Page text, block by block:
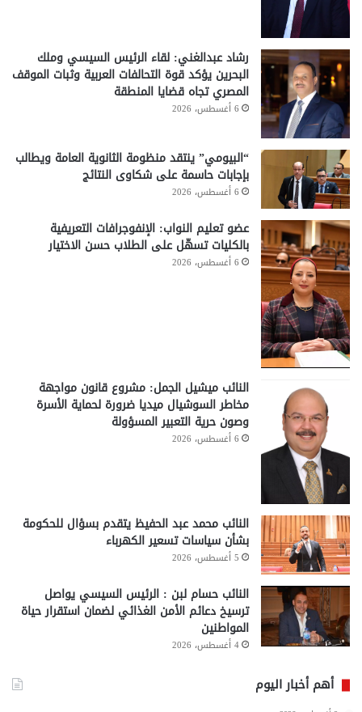
رشاد عبدالغني: لقاء الرئيس السيسي وملك
البحرين يؤكد قوة التحالفات العربية وثبات الموقف
المصري تجاه قضايا المنطقة
6 أغسطس، 2026
“البيومي” ينتقد منظومة الثانوية العامة ويطالب
بإجابات حاسمة على شكاوى النتائج
6 أغسطس، 2026
عضو تعليم النواب: الإنفوجرافات التعريفية
بالكليات تسهّل على الطلاب حسن الاختيار
6 أغسطس، 2026
النائب ميشيل الجمل: مشروع قانون مواجهة
مخاطر السوشيال ميديا ضرورة لحماية الأسرة
وصون حرية التعبير المسؤولة
6 أغسطس، 2026
النائب محمد عبد الحفيظ يتقدم بسؤال للحكومة
بشأن سياسات تسعير الكهرباء
5 أغسطس، 2026
النائب حسام لبن : الرئيس السيسي يواصل
ترسيخ دعائم الأمن الغذائي لضمان استقرار حياة
المواطنين
4 أغسطس، 2026
أهم أخبار اليوم